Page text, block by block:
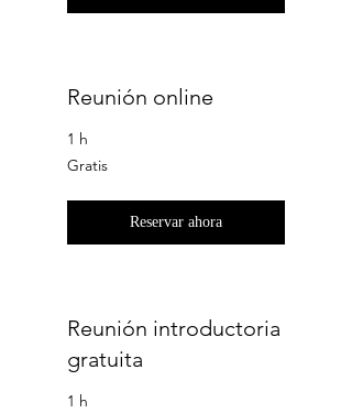
Reunión online
1 h
Gratis
Gratis
Reservar ahora
Reunión introductoria
gratuita
1 h